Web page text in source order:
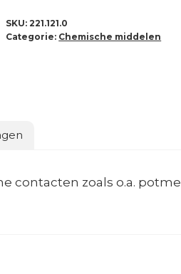
SKU:221.121.0
Categorie: Chemische middelen
contacten zoals o.a.